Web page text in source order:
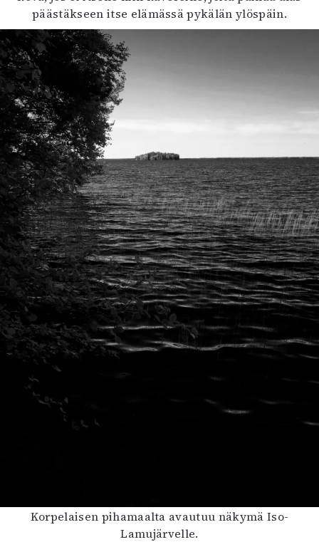
päästäkseen itse elämässä pykälän ylöspäin.
Korpelaisen pihamaalta avautuu näkymä Iso-
Lamujärvelle.